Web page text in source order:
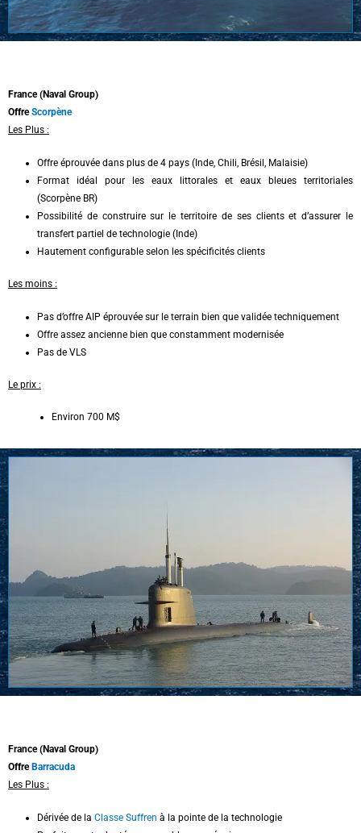
France (Naval Group)
OffreScorpène
Les Plus :
Offre éprouvée dans plus de 4 pays (Inde, Chili, Brésil, Malaisie)
Format idéal pour les eaux littorales et eaux bleues territoriales
(Scorpène BR)
Possibilité de construire sur le territoire de ses clients et d’assurer le
transfert partiel de technologie (Inde)
Hautement configurable selon les spécificités clients
Les moins :
Pas d’offre AIP éprouvée sur le terrain bien que validée techniquement
Offre assez ancienne bien que constamment modernisée
Pas de VLS
Le prix :
Environ 700 M$
France (Naval Group)
Offre Barracuda
Les Plus :
Dérivée de la Classe Suffren à la pointe de la technologie